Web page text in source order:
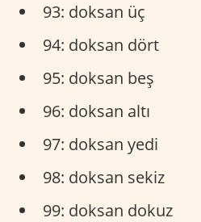
93: doksan üç
94: doksan dört
95: doksan beş
96: doksan altı
97: doksan yedi
98: doksan sekiz
99: doksan dokuz